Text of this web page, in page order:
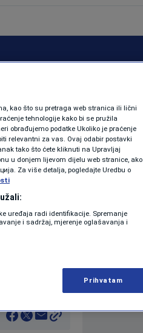
i
u svojoj
kao što su pretraga web stranica ili lični
tehnologije kako bi se pružila
obrađujemo podatke Ukoliko je praćenje
relevantni za vas. Ovaj odabir postavki
tako što ćete kliknuti na Upravljaj
u donjem lijevom dijelu web stranice, ako
Za više detalja, pogledajte Uredbu o
uređaja radi identifikacije. Spremanje
i sadržaj, mjerenje oglašavanja i
Prihvatam